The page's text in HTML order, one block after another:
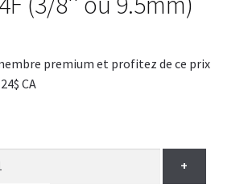
premium et profitez de ce prix
CA
+